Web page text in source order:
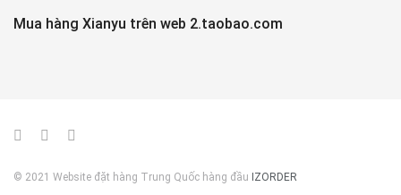
Mua hàng Xianyu trên web 2.taobao.com
© 2021 Website đặt hàng Trung Quốc hàng đầu IZORDER